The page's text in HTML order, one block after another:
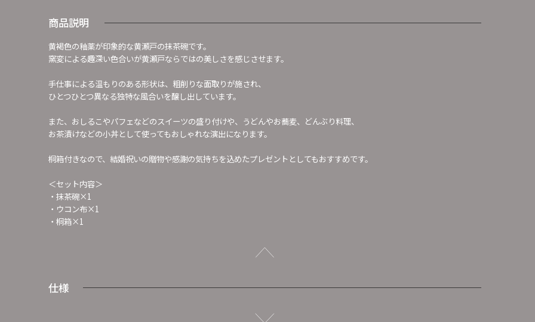
商品説明
黄褐色の釉薬が印象的な黄瀬戸の抹茶碗です。
窯変による趣深い色合いが黄瀬戸ならではの美しさを感じさせます。
手仕事による温もりのある形状は、粗削りな面取りが施され、
ひとつひとつ異なる独特な風合いを醸し出しています。
また、おしるこやパフェなどのスイーツの盛り付けや、うどんやお蕎麦、どんぶり料理、
お茶漬けなどの小丼として使ってもおしゃれな演出になります。
桐箱付きなので、結婚祝いの贈物や感謝の気持ちを込めたプレゼントとしてもおすすめです。
＜セット内容＞
・抹茶碗×1
・ウコン布×1
・桐箱×1
仕様